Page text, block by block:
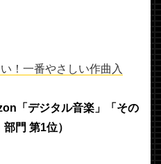
！一番やさしい作曲入
「デジタル音楽」「その
門 第1位）